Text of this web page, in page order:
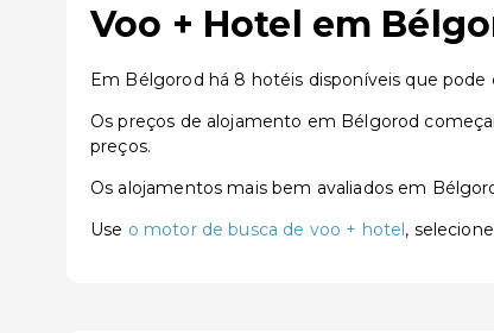
Voo + Hotel em
Em Bélgorod há 8 hotéis disponíveis que
Os preços de alojamento em Bélgorod
preços.
Os alojamentos mais bem avaliados em
Use o motor de busca de voo + hotel,